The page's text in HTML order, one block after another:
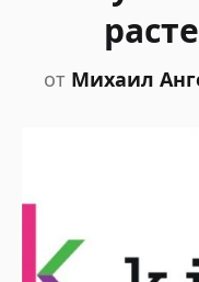
от Михаил